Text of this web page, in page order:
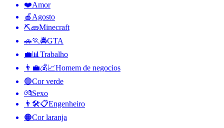
❤️Amor
🍎 Agosto
⛏🧱Minecraft
🚗🏃🚔GTA
💼📊 Trabalho
👨‍💼💰📈Homem de negocios
🟢Cor verde
💏Sexo
👨🛠📋Engenheiro
🟠Cor laranja